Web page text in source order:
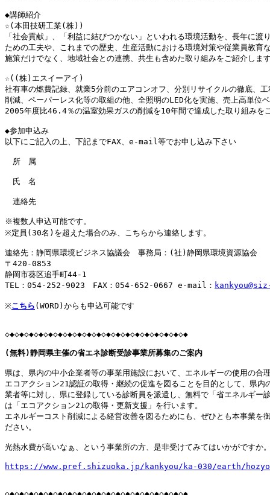
◆講師紹介
☆(本田技研工業(株))
「社会貢献」、「利益に結びつかない」といわれる環境活動を、長年に渡
ための工夫や、これまでの歴史、生産活動における環境対策や従業員教育
施策だけでなく、地域社会との連携、共生も含めた取り組みをご紹介しま
☆((株)エスイーアイ)
社有車の燃費記録、就業5分前のエアコンオフ、分別リサイクルの徹底、
削減、ペーパーレス化等の取組の他、全照明のLED化を実施、売上高単位
2005年度比46.4％の温室効果ガスの削減を10年間で達成した取り組みを
◆参加申込み
以下にご記入の上、下記までFAX、e-mail等でお申し込み下さい
所　属
氏　名
連絡先
※複数人申込可能です。
※定員(30名)を超えた場合のみ、こちらから連絡します。
連絡先：静岡県環境ビジネス協議会　事務局：(社)静岡県環境資源協会
〒420-0853
静岡市葵区追手町44-1
TEL：054-252-9023　FAX：054-652-0667 e-mail：
※こちら (WORD)からも申込可能です
◇◆◇◆◇◆◇◆◇◆◇◆◇◆◇◆◇◆◇◆◇◆◇◆◇◆◇◆◇◆◇◆◇◆◇◆◇◆
(無料)静岡県主催の省エネ診断受診事業所募集のご案内
県は、県内の中小企業者等の事業用施設において、エネルギーの使用の合
エコアクション21認証の取得・継続の促進を図ることを目的として、県内
業者等に対し、県に登録している診断員を派遣し、無料で「省エネルギー
は「エコアクション21の取得・更新支援」を行います。
エネルギーコスト削減による経営改善を図るためにも、ぜひとも本事業を
ださい。
光熱水費が高いなぁ、という事業所の方、是非受けてみてはいかがですか
https://www.pref.shizuoka.jp/kankyou/ka-030/earth/